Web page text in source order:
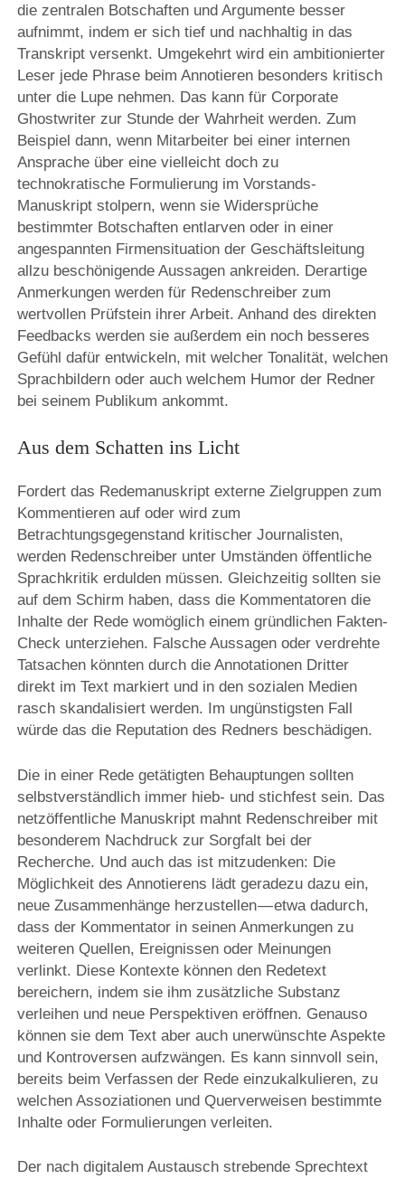
die zentralen Botschaften und Argumente besser
aufnimmt, indem er sich tief und nachhaltig in das
Transkript versenkt. Umgekehrt wird ein ambitionierter
Leser jede Phrase beim Annotieren besonders kritisch
unter die Lupe nehmen. Das kann für Corporate
Ghostwriter zur Stunde der Wahrheit werden. Zum
Beispiel dann, wenn Mitarbeiter bei einer internen
Ansprache über eine vielleicht doch zu
technokratische Formulierung im Vorstands-
Manuskript stolpern, wenn sie Widersprüche
bestimmter Botschaften entlarven oder in einer
angespannten Firmensituation der Geschäftsleitung
allzu beschönigende Aussagen ankreiden. Derartige
Anmerkungen werden für Redenschreiber zum
wertvollen Prüfstein ihrer Arbeit. Anhand des direkten
Feedbacks werden sie außerdem ein noch besseres
Gefühl dafür entwickeln, mit welcher Tonalität, welchen
Sprachbildern oder auch welchem Humor der Redner
bei seinem Publikum ankommt.
Aus dem Schatten ins Licht
Fordert das Redemanuskript externe Zielgruppen zum
Kommentieren auf oder wird zum
Betrachtungsgegenstand kritischer Journalisten,
werden Redenschreiber unter Umständen öffentliche
Sprachkritik erdulden müssen. Gleichzeitig sollten sie
auf dem Schirm haben, dass die Kommentatoren die
Inhalte der Rede womöglich einem gründlichen Fakten-
Check unterziehen. Falsche Aussagen oder verdrehte
Tatsachen könnten durch die Annotationen Dritter
direkt im Text markiert und in den sozialen Medien
rasch skandalisiert werden. Im ungünstigsten Fall
würde das die Reputation des Redners beschädigen.
Die in einer Rede getätigten Behauptungen sollten
selbstverständlich immer hieb- und stichfest sein. Das
netzöffentliche Manuskript mahnt Redenschreiber mit
besonderem Nachdruck zur Sorgfalt bei der
Recherche. Und auch das ist mitzudenken: Die
Möglichkeit des Annotierens lädt geradezu dazu ein,
neue Zusammenhänge herzustellen — etwa dadurch,
dass der Kommentator in seinen Anmerkungen zu
weiteren Quellen, Ereignissen oder Meinungen
verlinkt. Diese Kontexte können den Redetext
bereichern, indem sie ihm zusätzliche Substanz
verleihen und neue Perspektiven eröffnen. Genauso
können sie dem Text aber auch unerwünschte Aspekte
und Kontroversen aufzwängen. Es kann sinnvoll sein,
bereits beim Verfassen der Rede einzukalkulieren, zu
welchen Assoziationen und Querverweisen bestimmte
Inhalte oder Formulierungen verleiten.
Der nach digitalem Austausch strebende Sprechtext